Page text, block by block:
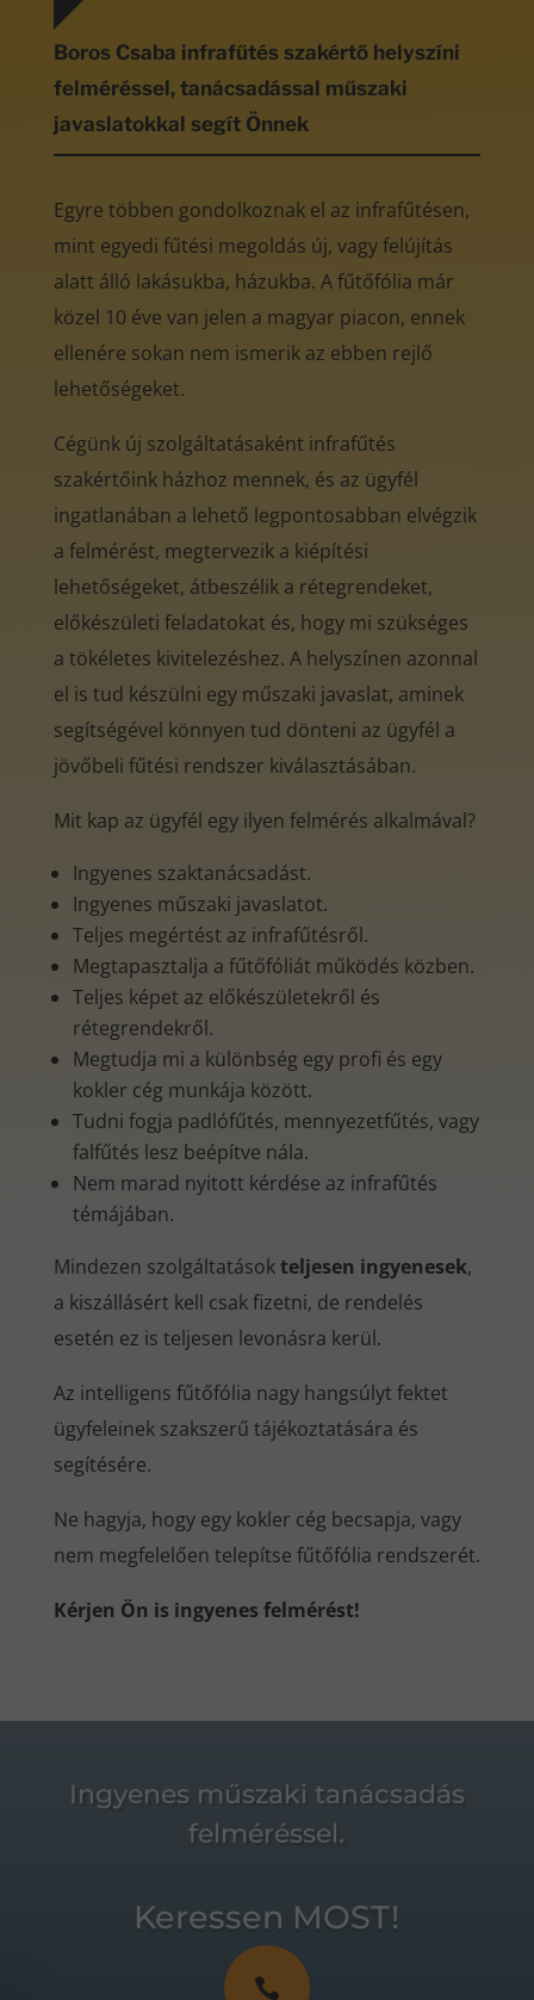
Boros Csaba infrafűtés szakértő helyszíni
felméréssel, tanácsadással műszaki
javaslatokkal segít Önnek
Egyre többen gondolkoznak el az infrafűtésen,
mint egyedi fűtési megoldás új, vagy felújítás
alatt álló lakásukba, házukba. A fűtőfólia már
közel 10 éve van jelen a magyar piacon, ennek
ellenére sokan nem ismerik az ebben rejlő
lehetőségeket.
Cégünk új szolgáltatásaként infrafűtés
szakértőink házhoz mennek, és az ügyfél
ingatlanában a lehető legpontosabban elvégzik
a felmérést, megtervezik a kiépítési
lehetőségeket, átbeszélik a rétegrendeket,
előkészületi feladatokat és, hogy mi szükséges
a tökéletes kivitelezéshez. A helyszínen azonnal
el is tud készülni egy műszaki javaslat, aminek
segítségével könnyen tud dönteni az ügyfél a
jövőbeli fűtési rendszer kiválasztásában.
Mit kap az ügyfél egy ilyen felmérés alkalmával?
Ingyenes szaktanácsadást.
Ingyenes műszaki javaslatot.
Teljes megértést az infrafűtésről.
Megtapasztalja a fűtőfóliát működés közben.
Teljes képet az előkészületekről és
rétegrendekről.
Megtudja mi a különbség egy profi és egy
kokler cég munkája között.
Tudni fogja padlófűtés, mennyezetfűtés, vagy
falfűtés lesz beépítve nála.
Nem marad nyitott kérdése az infrafűtés
témájában.
Mindezen szolgáltatásokteljesen ingyenesek,
a kiszállásért kell csak fizetni, de rendelés
esetén ez is teljesen levonásra kerül.
Az intelligens fűtőfólia nagy hangsúlyt fektet
ügyfeleinek szakszerű tájékoztatására és
segítésére.
Ne hagyja, hogy egy kokler cég becsapja, vagy
nem megfelelően telepítse fűtőfólia rendszerét.
Kérjen Ön is ingyenes felmérést!
Ingyenes műszaki tanácsadás
felméréssel.
Keressen MOST!
